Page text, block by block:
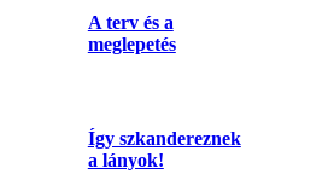
A terv és a
meglepetés
Így szkandereznek
a lányok!